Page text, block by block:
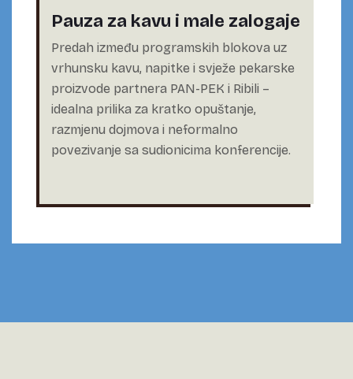
Pauza za kavu i male zalogaje
Predah između programskih blokova uz
vrhunsku kavu, napitke i svježe pekarske
proizvode partnera PAN-PEK i Ribili –
idealna prilika za kratko opuštanje,
razmjenu dojmova i neformalno
povezivanje sa sudionicima konferencije.